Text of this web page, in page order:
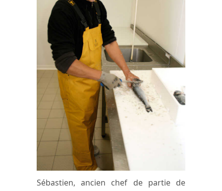
Sébastien, ancien chef de partie de